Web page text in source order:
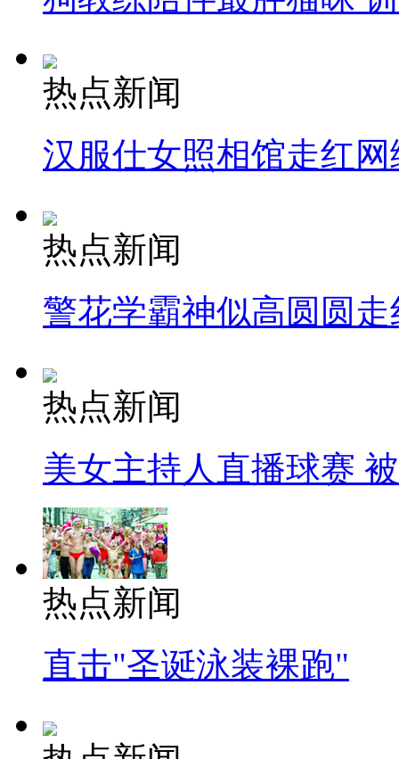
热点新闻
汉服仕女照相馆走红网
热点新闻
警花学霸神似高圆圆走
热点新闻
美女主持人直播球赛
热点新闻
直击"圣诞泳装裸跑"